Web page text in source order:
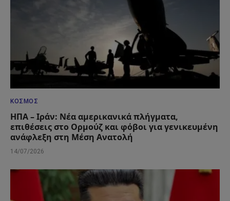
ΚΌΣΜΟΣ
ΗΠΑ – Ιράν: Νέα αμερικανικά πλήγματα,
επιθέσεις στο Ορμούζ και φόβοι για γενικευμένη
ανάφλεξη στη Μέση Ανατολή
14/07/2026